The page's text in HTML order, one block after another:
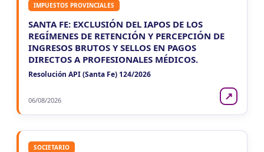
IMPUESTOS PROVINCIALES
SANTA FE: EXCLUSIÓN DEL IAPOS DE LOS
REGÍMENES DE RETENCIÓN Y PERCEPCIÓN DE
INGRESOS BRUTOS Y SELLOS EN PAGOS
DIRECTOS A PROFESIONALES MÉDICOS.
Resolución API (Santa Fe) 124/2026
06/08/2026 ↗
SOCIETARIO